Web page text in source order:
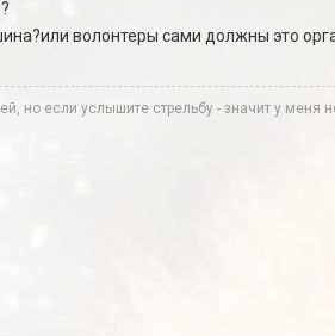
волонтеры сами должны это
но если услышите стрельбу - значит у меня